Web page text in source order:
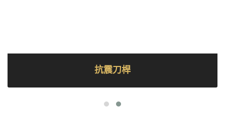
抗震刀桿